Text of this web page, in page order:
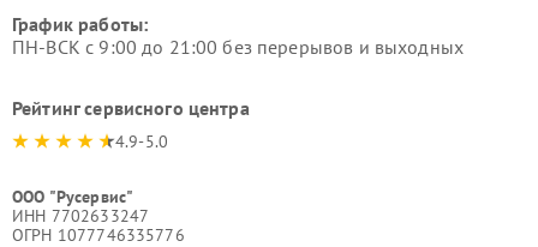
График работы:
ПН-ВСК с 9:00 до 21:00 без перерывов и выходных
Рейтинг сервисного центра
4.9-5.0
ООО "Русервис"
ИНН 7702633247
ОГРН 1077746335776